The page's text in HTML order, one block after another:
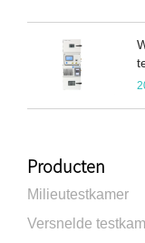
Producten
Milieutestkamer
Versnelde